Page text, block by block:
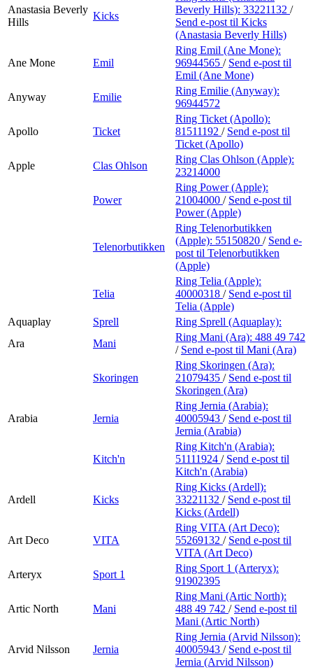
Anastasia Beverly
Hills
Kicks
Beverly Hills): 33221132 /
Send e-post til Kicks
(Anastasia Beverly Hills)
Ane Mone Emil
Ring Emil (Ane Mone):
96944565 / Send e-post til
Emil (Ane Mone)
Anyway
Emilie
Ring Emilie (Anyway):
96944572
Apollo Ticket
Ring Ticket (Apollo):
81511192 / Send e-post til
Ticket (Apollo)
Apple
Clas Ohlson
Ring Clas Ohlson (Apple):
23214000
Power
Ring Power (Apple):
21004000 / Send e-post til
Power (Apple)
Telenorbutikken
Ring Telenorbutikken
(Apple): 55150820 / Send e-
post til Telenorbutikken
(Apple)
Telia
Ring Telia (Apple):
40000318 / Send e-post til
Telia (Apple)
Aquaplay
Sprell
Ring Sprell (Aquaplay):
Ara
Mani
Ring Mani (Ara): 488 49 742
/ Send e-post til Mani (Ara)
Skoringen
Ring Skoringen (Ara):
21079435 / Send e-post til
Skoringen (Ara)
Arabia Jernia
Ring Jernia (Arabia):
40005943 / Send e-post til
Jernia (Arabia)
Kitch'n
Ring Kitch'n (Arabia):
51111924 / Send e-post til
Kitch'n (Arabia)
Ardell Kicks
Ring Kicks (Ardell):
33221132 / Send e-post til
Kicks (Ardell)
Art Deco VITA
Ring VITA (Art Deco):
55269132 / Send e-post til
VITA (Art Deco)
Arteryx
Sport 1
Ring Sport 1 (Arteryx):
91902395
Artic North Mani
Ring Mani (Artic North):
488 49 742 / Send e-post til
Mani (Artic North)
Arvid Nilsson Jernia
Ring Jernia (Arvid Nilsson):
40005943 / Send e-post til
Jernia (Arvid Nilsson)